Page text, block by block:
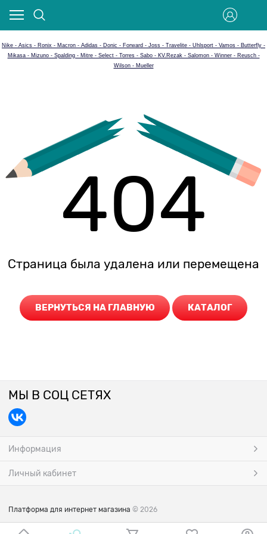
Nike - Asics - Ronix - Macron - Adidas - Donic - Forward - Joss - Travelite - Uhlsport - Vamos - Butterfly -
Mikasa - Mizuno - Spalding - Mitre - Select - Torres - Sabo - KV.Rezak - Salomon - Winner - Reusch -
Wilson - Mueller
404
Страница была удалена или перемещена
ВЕРНУТЬСЯ НА ГЛАВНУЮ КАТАЛОГ
МЫ В СОЦ СЕТЯХ
Информация
Личный кабинет
Платформа для интернет магазина © 2026